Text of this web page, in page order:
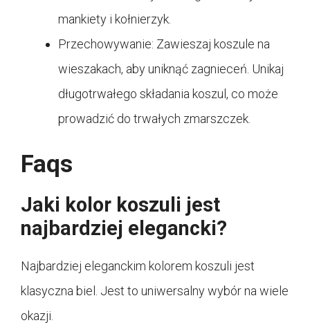
mankiety i kołnierzyk.
Przechowywanie: Zawieszaj koszule na
wieszakach, aby uniknąć zagnieceń. Unikaj
długotrwałego składania koszul, co może
prowadzić do trwałych zmarszczek.
Faqs
Jaki kolor koszuli jest
najbardziej elegancki?
Najbardziej eleganckim kolorem koszuli jest
klasyczna biel. Jest to uniwersalny wybór na wiele
okazji.